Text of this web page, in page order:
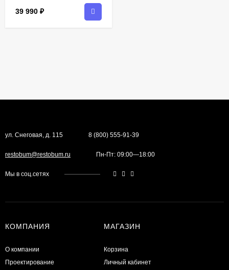
39 990 ₽
ул. Снеговая, д. 115 8 (800) 555-91-39
restobum@restobum.ru Пн-Пт: 09:00—18:00
Мы в соц.сетях
КОМПАНИЯ
О компании
Проектирование
МАГАЗИН
Корзина
Личный кабинет